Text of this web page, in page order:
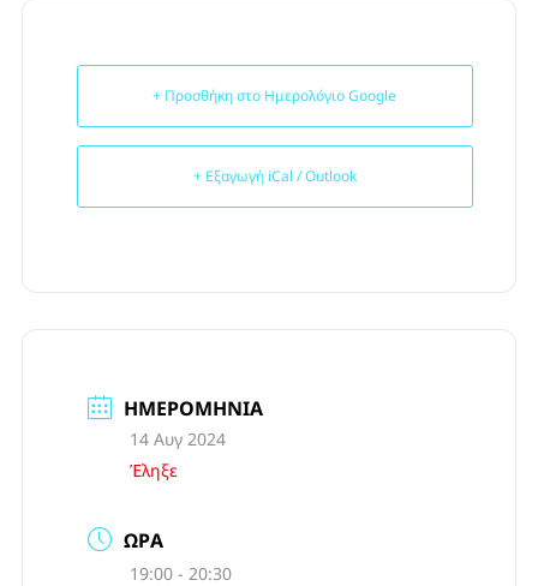
+ Προσθήκη στο Ημερολόγιο Google
+ Εξαγωγή iCal / Outlook
ΗΜΕΡΟΜΗΝΊΑ
14 Αυγ 2024
Έληξε
ΏΡΑ
19:00 - 20:30